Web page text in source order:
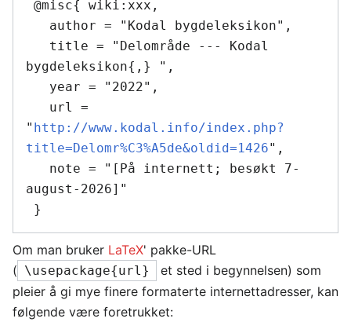
bygdeleksikon{,} ",
" http://www.kodal.info/index.php?
title=Delomr%C3%A5de&oldid=1426",
august-2026]"
Om man bruker LaTeX' pakke-URL
( \usepackage{url}
et sted i begynnelsen) som
pleier å gi mye finere formaterte internettadresser, kan
følgende være foretrukket: